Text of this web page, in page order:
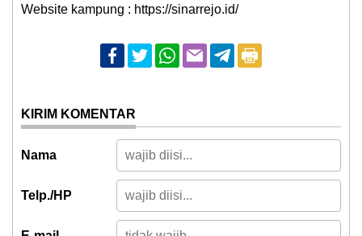
Website kampung : https://sinarrejo.id/
KIRIM KOMENTAR
Nama
Telp./HP